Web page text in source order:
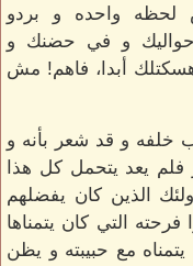
لحظه واحده و بردو
و في حضنك و
أبدا، فاهم! مش
خلفه و قد شعر بأنه و
فلم يعد يتحمل كل هذا
الذين كان يفضلهم
التي كان يتمناها
مع حبيبته و يظن